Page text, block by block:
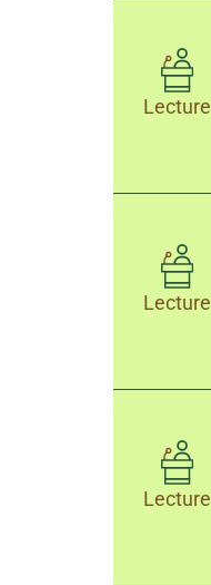
Lecture
Lecture
Lecture